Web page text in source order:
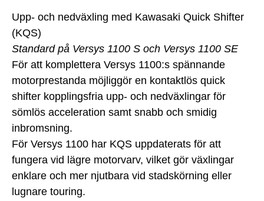
Upp- och nedväxling med Kawasaki Quick Shifter
(KQS)
Standard på Versys 1100 S och Versys 1100 SE
För att komplettera Versys 1100:s spännande
motorprestanda möjliggör en kontaktlös quick
shifter kopplingsfria upp- och nedväxlingar för
sömlös acceleration samt snabb och smidig
inbromsning.
För Versys 1100 har KQS uppdaterats för att
fungera vid lägre motorvarv, vilket gör växlingar
enklare och mer njutbara vid stadskörning eller
lugnare touring.